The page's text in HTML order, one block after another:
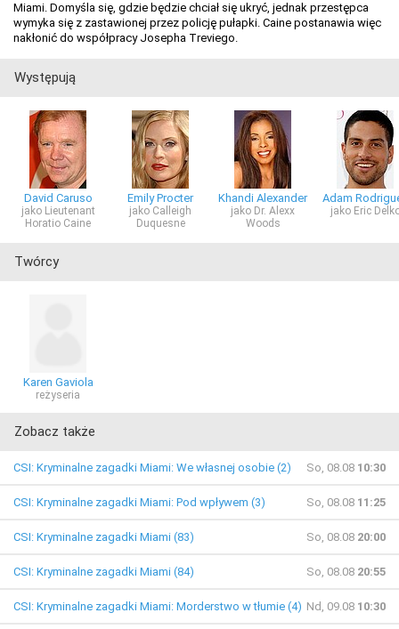
Miami. Domyśla się, gdzie będzie chciał się ukryć, jednak przestępca
wymyka się z zastawionej przez policję pułapki. Caine postanawia więc
nakłonić do współpracy Josepha Treviego.
Występują
David Caruso
jako Lieutenant
Horatio Caine
Emily Procter
jako Calleigh
Duquesne
Khandi Alexander
jako Dr. Alexx
Woods
Adam
jako Eric
Twórcy
Karen Gaviola
reżyseria
Zobacz także
CSI: Kryminalne zagadki Miami: We własnej osobie (2) So, 08.08 10:30
CSI: Kryminalne zagadki Miami: Pod wpływem (3) So, 08.08 11:25
CSI: Kryminalne zagadki Miami (83) So, 08.08 20:00
CSI: Kryminalne zagadki Miami (84) So, 08.08 20:55
CSI: Kryminalne zagadki Miami: Morderstwo w tłumie (4) Nd, 09.08 10:30